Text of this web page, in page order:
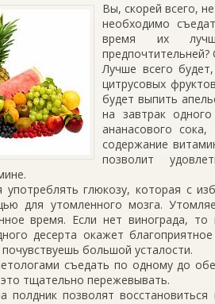
Bы, скорей всего,
необходимо
время их
Лучше всего
цитрусовых
будет выпить
на завтрак
ананасового
содержание
позволит
употреблять глюкозу, которая с
для утомленного мозга.
время. Если нет винограда,
десерта окажет
большой усталости.
съедать по одному до
тщательно пережевывать.
полдник позволят